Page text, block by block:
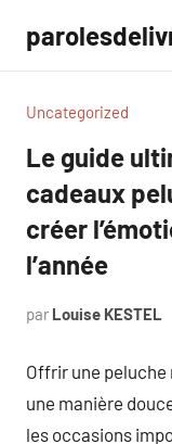
contenu
Uncategorized
Le guide
cadeaux
créer
l’année
par Louise KESTEL
Offrir une peluche
une manière
les occasions